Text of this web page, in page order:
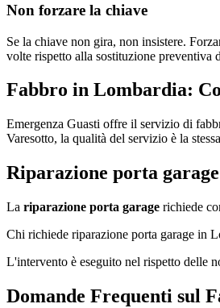
Non forzare la chiave
Se la chiave non gira, non insistere.
volte rispetto alla sostituzione preventiva
Fabbro in Lombardia:
Emergenza Guasti offre il servizio di
Varesotto, la qualità del servizio è la
Riparazione porta
La riparazione porta garage richiede
Chi richiede riparazione porta garage in
L'intervento è eseguito nel rispetto delle
Domande Frequenti sul